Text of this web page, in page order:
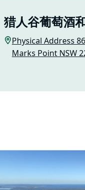
猎人谷葡萄酒
Physical Address
Marks Point NSW